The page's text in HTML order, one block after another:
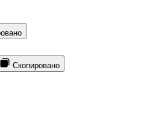
Скопировано